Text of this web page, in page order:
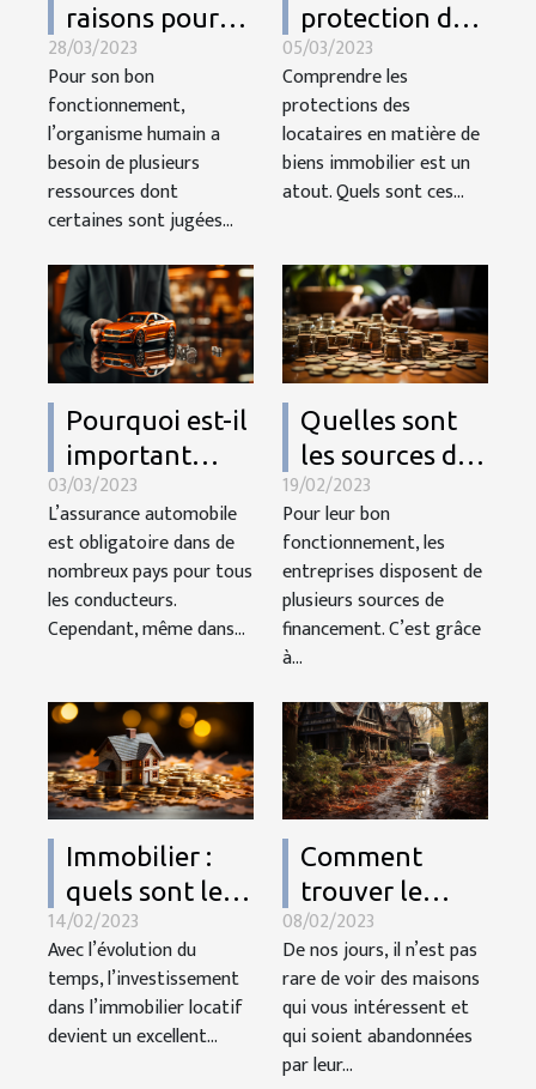
raisons pour
lesquelles il
faut prendre
de l’eau
28/03/2023
Pour son bon
fonctionnement,
l’organisme humain a
besoin de plusieurs
ressources dont
certaines sont jugées...
protection des
locataires en
matière de
biens
immobiliers?
05/03/2023
Comprendre les
protections des
locataires en matière de
biens immobilier est un
atout. Quels sont ces...
Pourquoi est-il
important
d’assurer sa
voiture ?
03/03/2023
L’assurance automobile
est obligatoire dans de
nombreux pays pour tous
les conducteurs.
Cependant, même dans...
Quelles sont
les sources de
financement
d’une
entreprise ?
19/02/2023
Pour leur bon
fonctionnement, les
entreprises disposent de
plusieurs sources de
financement. C’est grâce
à...
Immobilier :
quels sont les
avantages
potentiels d'un
investissement
dans
14/02/2023
Avec l’évolution du
temps, l’investissement
dans l’immobilier locatif
devient un excellent...
Comment
trouver le
propriétaire
d’une maison
abandonnée ?
08/02/2023
De nos jours, il n’est pas
rare de voir des maisons
qui vous intéressent et
qui soient abandonnées
par leur...